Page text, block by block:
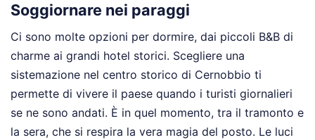
Soggiornare nei paraggi
Ci sono molte opzioni per dormire, dai piccoli B&B di
charme ai grandi hotel storici. Scegliere una
sistemazione nel centro storico di Cernobbio ti
permette di vivere il paese quando i turisti giornalieri
se ne sono andati. È in quel momento, tra il tramonto e
la sera, che si respira la vera magia del posto. Le luci